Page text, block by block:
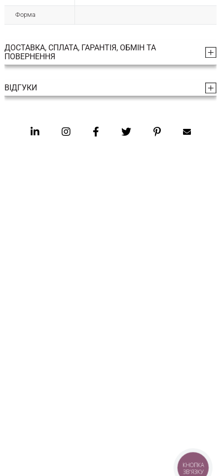
Форма
ДОСТАВКА, СПЛАТА, ГАРАНТІЯ, ОБМІН ТА
ПОВЕРНЕННЯ
ВІДГУКИ
КНОПКА
ЗВ'ЯЗКУ